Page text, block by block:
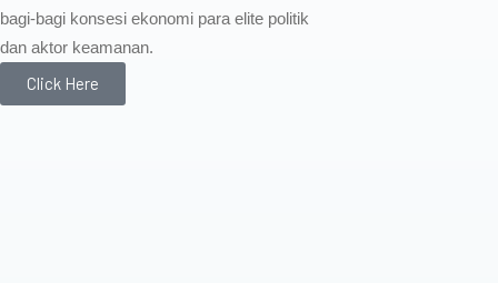
bagi-bagi konsesi ekonomi para elite politik
dan aktor keamanan.
Click Here